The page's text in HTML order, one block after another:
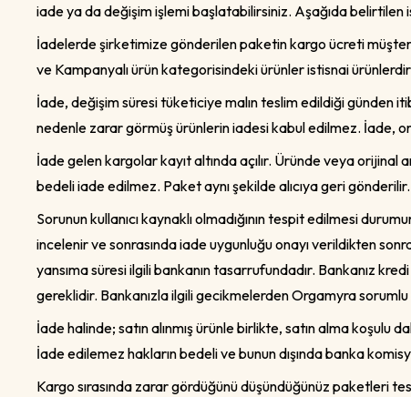
iade ya da değişim işlemi başlatabilirsiniz. Aşağıda
İadelerde şirketimize gönderilen paketin kargo ücreti
ve Kampanyalı ürün kategorisindeki ürünler istisnai
İade, değişim süresi tüketiciye malın teslim edildiği günden
nedenle zarar görmüş ürünlerin iadesi kabul edilmez. İade,
İade gelen kargolar kayıt altında açılır. Üründe veya orijinal
bedeli iade edilmez. Paket aynı şekilde alıcıya geri gönderilir.
Sorunun kullanıcı kaynaklı olmadığının tespit edilmesi
incelenir ve sonrasında iade uygunluğu onayı verildikten
yansıma süresi ilgili bankanın tasarrufundadır. Bankanız
gereklidir. Bankanızla ilgili gecikmelerden Orgamyra
İade halinde; satın alınmış ürünle birlikte, satın alma
İade edilemez hakların bedeli ve bunun dışında banka
Kargo sırasında zarar gördüğünü düşündüğünüz paketleri